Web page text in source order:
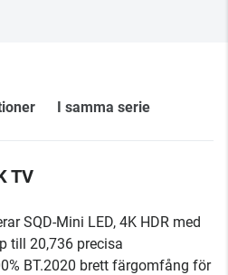
I samma serie
TV
SQD-Mini LED, 4K HDR med
till 20,736 precisa
BT.2020 brett färgomfång för